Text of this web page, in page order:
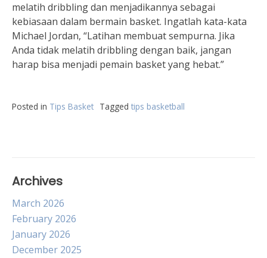
melatih dribbling dan menjadikannya sebagai
kebiasaan dalam bermain basket. Ingatlah kata-kata
Michael Jordan, “Latihan membuat sempurna. Jika
Anda tidak melatih dribbling dengan baik, jangan
harap bisa menjadi pemain basket yang hebat.”
Posted in Tips Basket Tagged tips basketball
Archives
March 2026
February 2026
January 2026
December 2025